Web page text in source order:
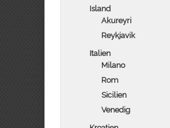
Island
Akureyri
Reykjavik
Italien
Milano
Rom
Sicilien
Venedig